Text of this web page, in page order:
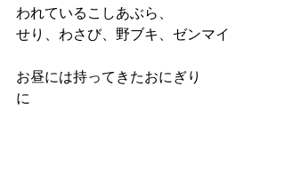
われているこしあぶら、
せり、わさび、野ブキ、ゼンマイ
お昼には持ってきたおにぎり
に